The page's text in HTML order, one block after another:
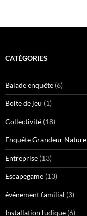
CATÉGORIES
Balade enquête (6)
Boite de jeu (1)
Collectivité (18)
Enquête Grandeur Nature
Entreprise (13)
Escapegame (13)
événement familial (3)
Installation ludique (6)